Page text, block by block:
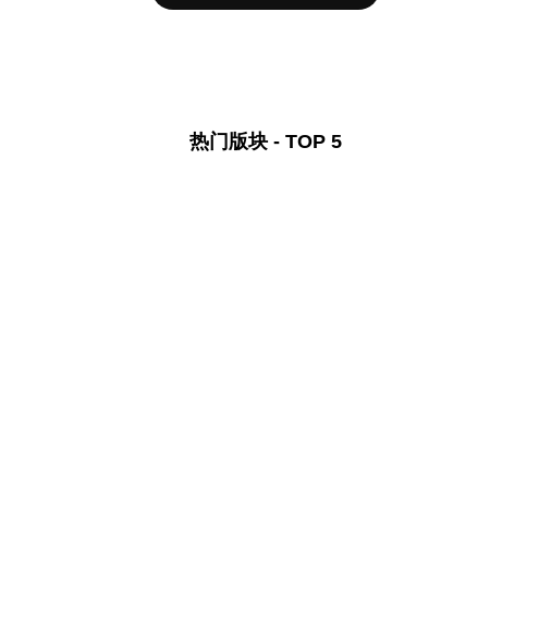
热门版块 - TOP 5